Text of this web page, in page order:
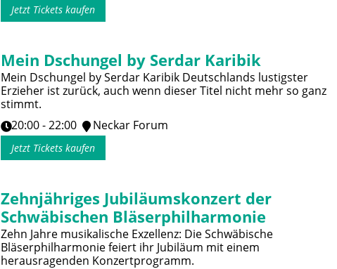
Jetzt Tickets kaufen
Mein Dschungel by Serdar Karibik
Mein Dschungel by Serdar Karibik Deutschlands lustigster
Erzieher ist zurück, auch wenn dieser Titel nicht mehr so ganz
stimmt.
20:00 - 22:00
Neckar Forum
Jetzt Tickets kaufen
Zehnjähriges Jubiläumskonzert der
Schwäbischen Bläserphilharmonie
Zehn Jahre musikalische Exzellenz: Die Schwäbische
Bläserphilharmonie feiert ihr Jubiläum mit einem
herausragenden Konzertprogramm.